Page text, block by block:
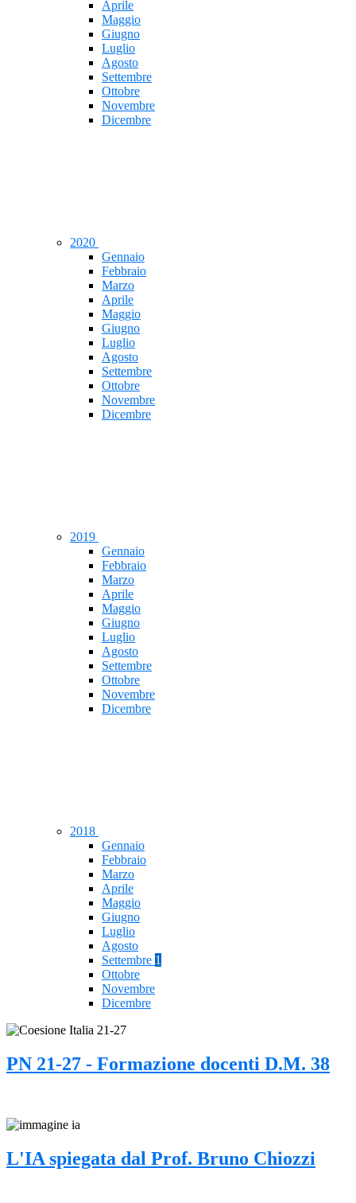
Aprile
Maggio
Giugno
Luglio
Agosto
Settembre
Ottobre
Novembre
Dicembre
2020
Gennaio
Febbraio
Marzo
Aprile
Maggio
Giugno
Luglio
Agosto
Settembre
Ottobre
Novembre
Dicembre
2019
Gennaio
Febbraio
Marzo
Aprile
Maggio
Giugno
Luglio
Agosto
Settembre
Ottobre
Novembre
Dicembre
2018
Gennaio
Febbraio
Marzo
Aprile
Maggio
Giugno
Luglio
Agosto
Settembre 1
Ottobre
Novembre
Dicembre
PN 21-27 - Formazione docenti D.M. 38
L'IA spiegata dal Prof. Bruno Chiozzi